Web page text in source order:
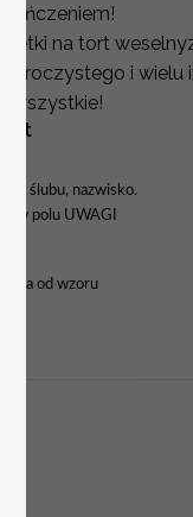
na tort
i wielu
wszystkie!
ślubu, nazwisko.
w polu UWAGI
od wzoru